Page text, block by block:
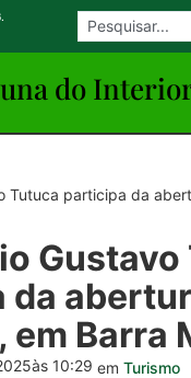
do Interio
Tutuca participa da
Gustavo
em Barra
às 10:29 em Turismo